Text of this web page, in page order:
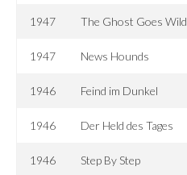
1947 The Ghost Goes Wild
1947 News Hounds
1946 Feind im Dunkel
1946 Der Held des Tages
1946 Step By Step